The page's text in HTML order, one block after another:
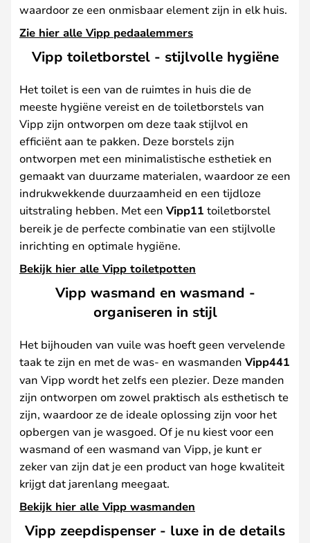
waardoor ze een onmisbaar element zijn in elk huis.
Zie hier alle Vipp pedaalemmers
Vipp toiletborstel - stijlvolle hygiëne
Het toilet is een van de ruimtes in huis die de
meeste hygiëne vereist en de toiletborstels van
Vipp zijn ontworpen om deze taak stijlvol en
efficiënt aan te pakken. Deze borstels zijn
ontworpen met een minimalistische esthetiek en
gemaakt van duurzame materialen, waardoor ze een
indrukwekkende duurzaamheid en een tijdloze
uitstraling hebben. Met een Vipp11 toiletborstel
bereik je de perfecte combinatie van een stijlvolle
inrichting en optimale hygiëne.
Bekijk hier alle Vipp toiletpotten
Vipp wasmand en wasmand -
organiseren in stijl
Het bijhouden van vuile was hoeft geen vervelende
taak te zijn en met de was- en wasmanden Vipp441
van Vipp wordt het zelfs een plezier. Deze manden
zijn ontworpen om zowel praktisch als esthetisch te
zijn, waardoor ze de ideale oplossing zijn voor het
opbergen van je wasgoed. Of je nu kiest voor een
wasmand of een wasmand van Vipp, je kunt er
zeker van zijn dat je een product van hoge kwaliteit
krijgt dat jarenlang meegaat.
Bekijk hier alle Vipp wasmanden
Vipp zeepdispenser - luxe in de details